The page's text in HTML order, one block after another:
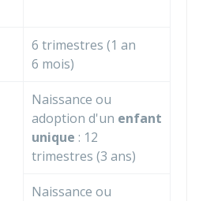
6 trimestres (1 an
6 mois)
Naissance ou
adoption d'un enfant
unique : 12
trimestres (3 ans)
Naissance ou